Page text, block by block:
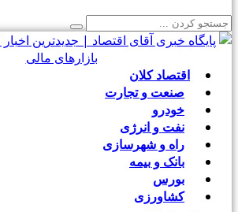
اقتصاد کلان
صنعت و تجارت
خودرو
نفت و انرژی
راه و شهرسازی
بانک و بیمه
بورس
کشاورزی